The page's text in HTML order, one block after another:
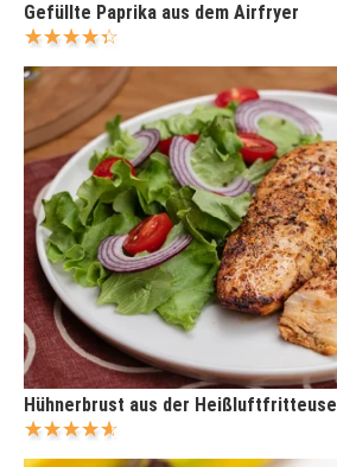
Gefüllte Paprika aus dem Airfryer
Hühnerbrust aus der Heißluftfritteuse